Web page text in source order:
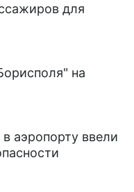
для
на
аэропорту ввели